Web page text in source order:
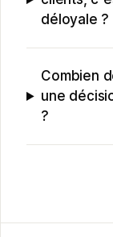
déloyale ?
Combien
une
?